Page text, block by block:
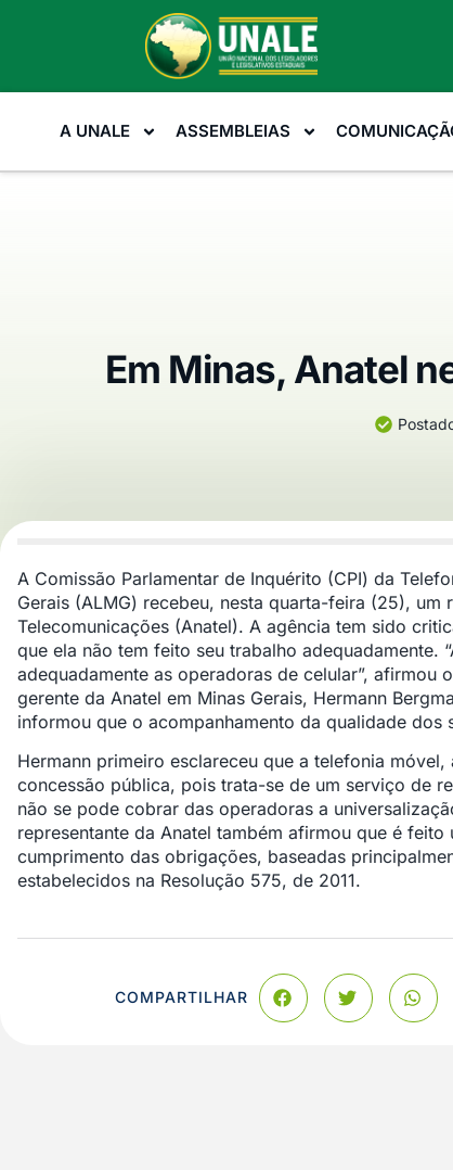
A UNALE ASSEMBLEIAS
Em Minas, Anatel
A Comissão Parlamentar de Inquérito (CPI) da
Gerais (ALMG) recebeu, nesta quarta-feira (25), um
Telecomunicações (Anatel). A agência tem sido
que ela não tem feito seu trabalho adequadamente.
adequadamente as operadoras de celular”, afirmou
gerente da Anatel em Minas Gerais, Hermann
informou que o acompanhamento da qualidade dos
Hermann primeiro esclareceu que a telefonia
concessão pública, pois trata-se de um serviço de
não se pode cobrar das operadoras a
representante da Anatel também afirmou que é
cumprimento das obrigações, baseadas
estabelecidos na Resolução 575, de 2011.
COMPARTILHAR